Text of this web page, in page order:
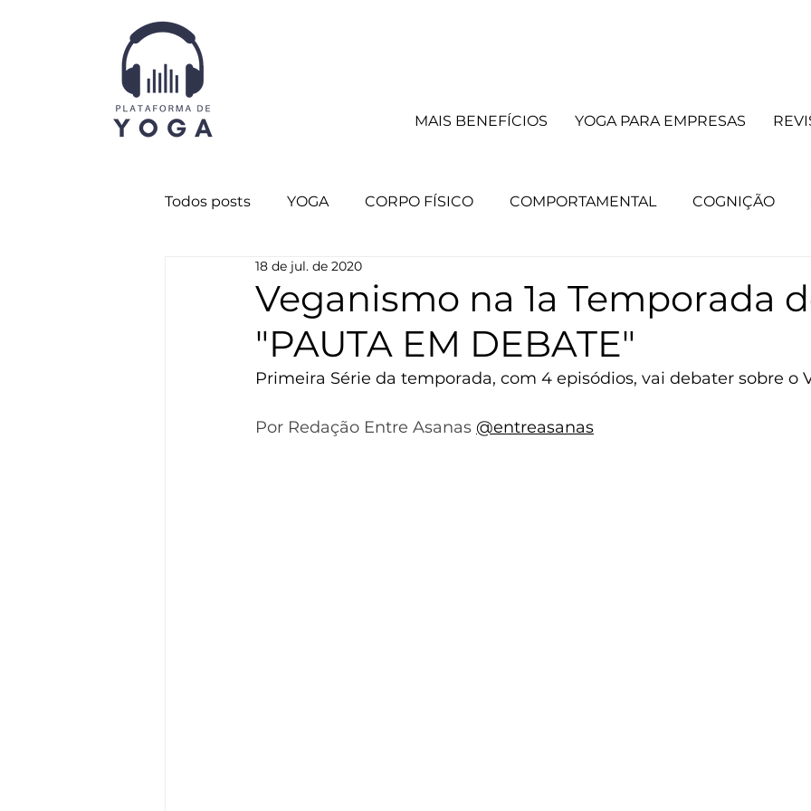
MAIS BENEFÍCIOS YOGA PARA EMPRESAS
Todos posts YOGA CORPO FÍSICO COMPORTAMENTAL COGNIÇÃO
CURADORIA Destaque principal
CORPO SUTIL Destaque mente Lista mente Destaque corpo
Destaque comportamento Lista comportamento
Veganismo na 1a Temporada
"PAUTA EM DEBATE"
18 de jul. de 2020
Primeira Série da temporada, com 4 episódios, vai debater sobre o
Por Redação Entre Asanas @entreasanas